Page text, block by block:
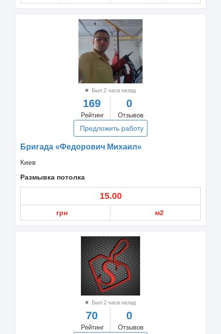
Был 2 часа назад
169
Рейтинг
0
Отзывов
Предложить работу
Бригада «Федорович Михаил»
Киев
Размывка потолка
15.00
грн м2
Был 2 часа назад
70
Рейтинг
0
Отзывов